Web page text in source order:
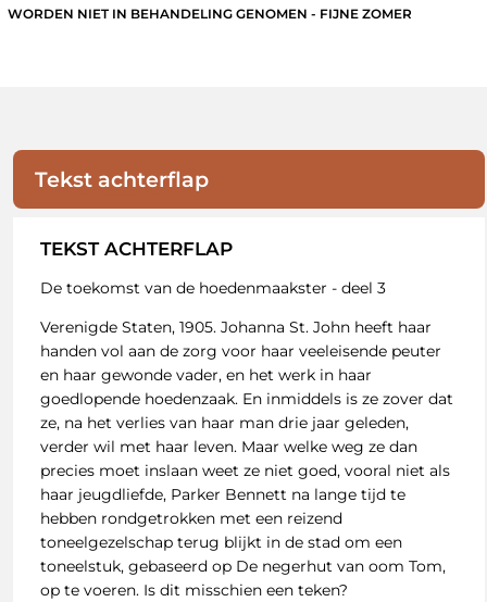
WORDEN NIET IN BEHANDELING GENOMEN - FIJNE ZOMER
Tekst achterflap
TEKST ACHTERFLAP
De toekomst van de hoedenmaakster - deel 3
Verenigde Staten, 1905. Johanna St. John heeft haar
handen vol aan de zorg voor haar veeleisende peuter
en haar gewonde vader, en het werk in haar
goedlopende hoedenzaak. En inmiddels is ze zover dat
ze, na het verlies van haar man drie jaar geleden,
verder wil met haar leven. Maar welke weg ze dan
precies moet inslaan weet ze niet goed, vooral niet als
haar jeugdliefde, Parker Bennett na lange tijd te
hebben rondgetrokken met een reizend
toneelgezelschap terug blijkt in de stad om een
toneelstuk, gebaseerd op De negerhut van oom Tom,
op te voeren. Is dit misschien een teken?